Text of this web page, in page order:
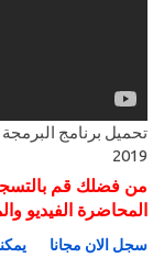
2019
من فضلك قم
المحاضرة الفيديو
سجل الان مجانا